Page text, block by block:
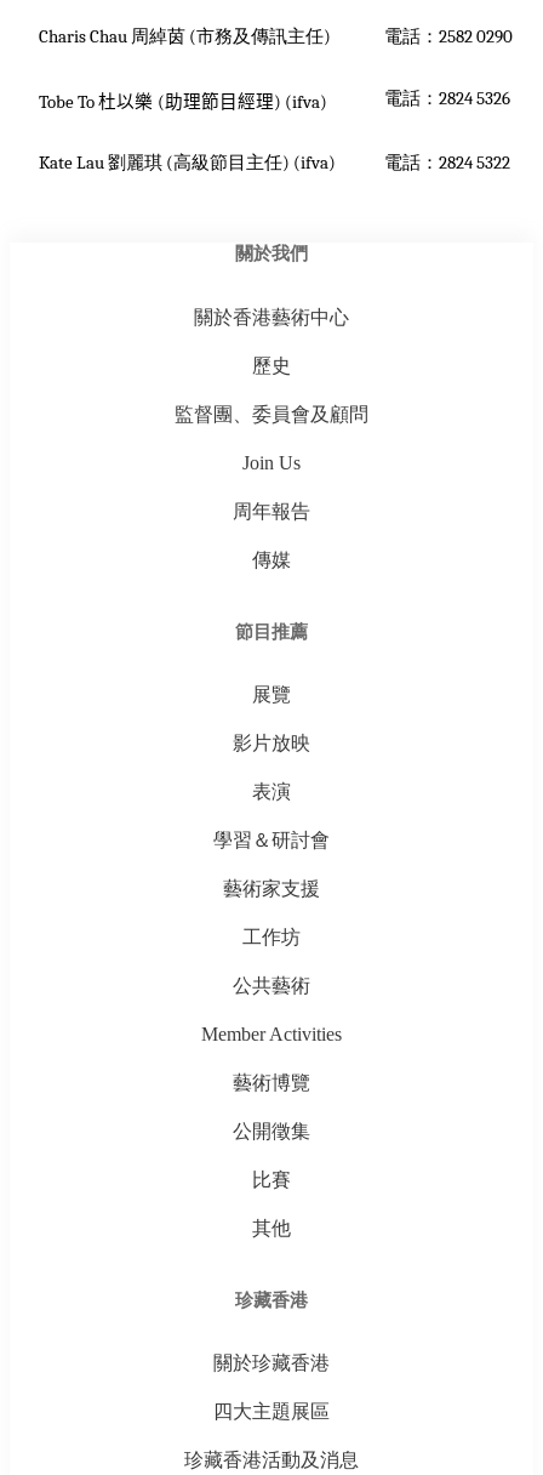
Charis Chau 周綽茵 (市務及傳訊主任) 電話：2582 0290
Tobe To杜以樂 (助理節目經理) (ifva) 電話：2824 5326
Kate Lau劉麗琪 (高級節目主任) (ifva) 電話：2824 5322
關於我們
關於香港藝術中心
歷史
監督團、委員會及顧問
Join Us
周年報告
傳媒
節目推薦
展覽
影片放映
表演
學習＆研討會
藝術家支援
工作坊
公共藝術
Member Activities
藝術博覽
公開徵集
比賽
其他
珍藏香港
關於珍藏香港
四大主題展區
珍藏香港活動及消息